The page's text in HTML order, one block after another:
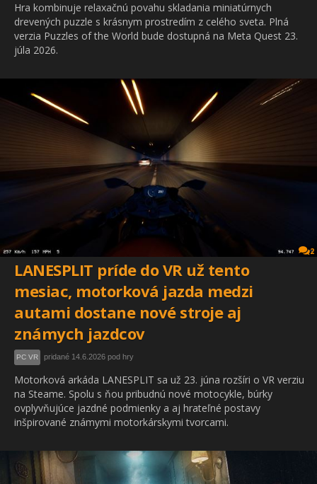
Hra kombinuje relaxačnú povahu skladania miniatúrnych
drevených puzzle s krásnym prostredím z celého sveta. Plná
verzia Puzzles of the World bude dostupná na Meta Quest 23.
júla 2026.
2
LANESPLIT príde do VR už tento
mesiac, motorková jazda medzi
autami dostane nové stroje aj
známych jazdcov
PC VR pridané 14.6.2026 pod hry
Motorková arkáda LANESPLIT sa už 23. júna rozšíri o VR verziu
na Steame. Spolu s ňou pribudnú nové motocykle, búrky
ovplyvňujúce jazdné podmienky a aj hrateľné postavy
inšpirované známymi motorkárskymi tvorcami.